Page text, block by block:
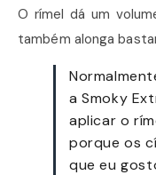
O rímel dá um
também alonga
a Smoky
aplicar o
porque os
que eu